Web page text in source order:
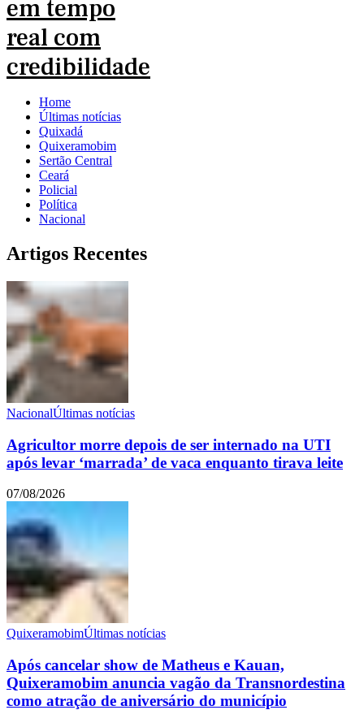
Home
Últimas notícias
Quixadá
Quixeramobim
Sertão Central
Ceará
Policial
Política
Nacional
Artigos Recentes
NacionalÚltimas notícias
Agricultor morre depois de ser internado na UTI
após levar ‘marrada’ de vaca enquanto tirava leite
07/08/2026
QuixeramobimÚltimas notícias
Após cancelar show de Matheus e Kauan,
Quixeramobim anuncia vagão da Transnordestina
como atração de aniversário do município